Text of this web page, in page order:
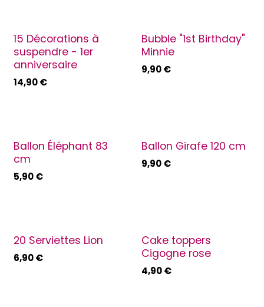
15 Décorations à
suspendre - 1er
anniversaire
14,90€
Bubble "1st Birthday"
Minnie
9,90€
Ballon Éléphant 83
cm
5,90€
Ballon Girafe 120 cm
9,90€
20 Serviettes Lion
6,90€
Cake toppers
Cigogne rose
4,90€